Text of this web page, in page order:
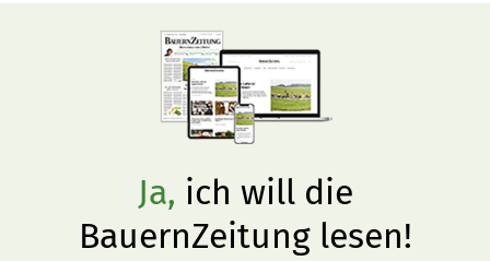
Ja, ich will die
BauernZeitung lesen!